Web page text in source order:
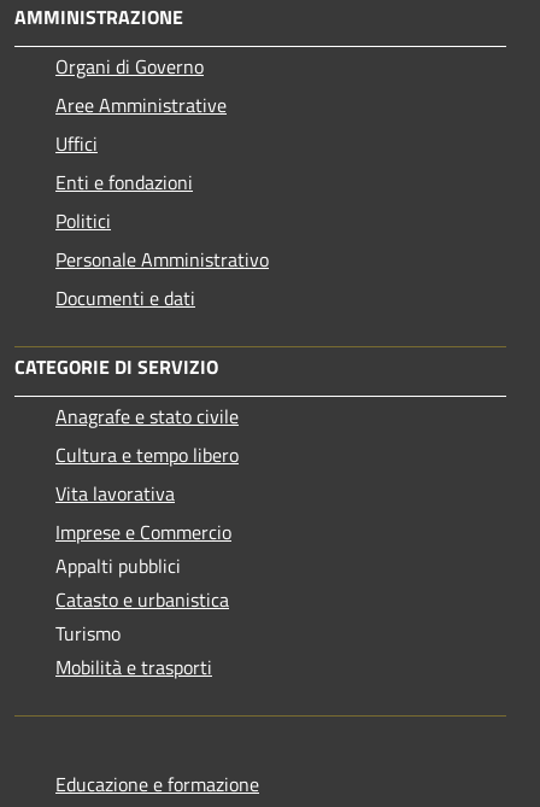
AMMINISTRAZIONE
Organi di Governo
Aree Amministrative
Uffici
Enti e fondazioni
Politici
Personale Amministrativo
Documenti e dati
CATEGORIE DI SERVIZIO
Anagrafe e stato civile
Cultura e tempo libero
Vita lavorativa
Imprese e Commercio
Appalti pubblici
Catasto e urbanistica
Turismo
Mobilità e trasporti
Educazione e formazione